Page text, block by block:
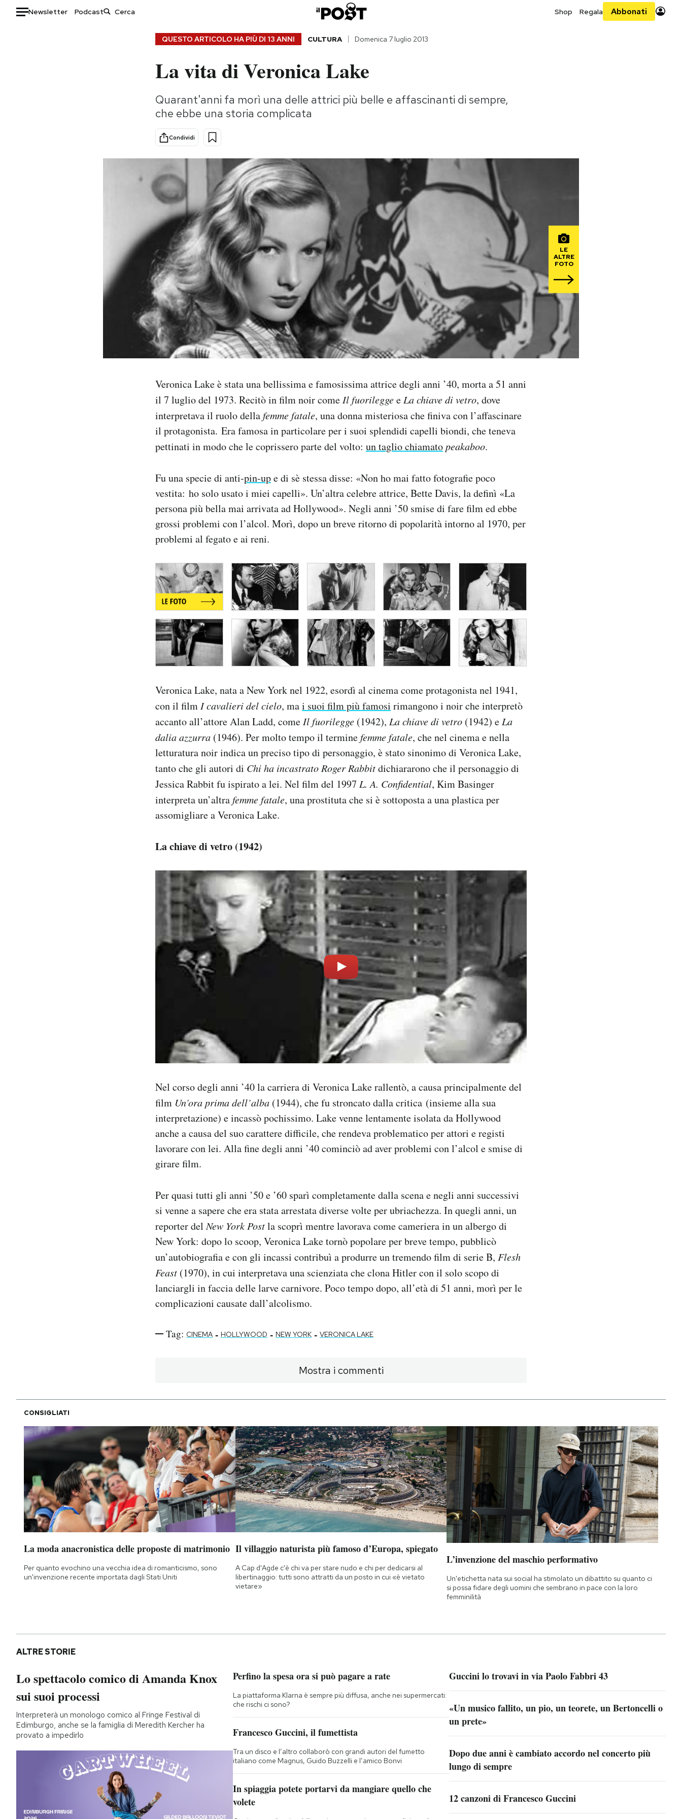
Newsletter Podcast Shop Regala Abbonati
Consumismi
Storie/Idee
Ok Boomer!
Media
Mondiali calcio 2026
QUESTO ARTICOLO HA PIÙ DI 13 ANNI CULTURA Domenica 7 luglio 2013
La vita di Veronica Lake
Quarant'anni fa morì una delle attrici più belle e affascinanti di sempre,
che ebbe una storia complicata
Condividi
LE
ALTRE
FOTO
Veronica Lake è stata una bellissima e famosissima attrice degli anni ’40, morta a 51 anni
il 7 luglio del 1973. Recitò in film noir come Il fuorileggee La chiave di vetro, dove
interpretava il ruolo dellafemme fatale, una donna misteriosa che finiva con l’affascinare
il protagonista. Era famosa in particolare per i suoi splendidi capelli biondi, che teneva
pettinati in modo che le coprissero parte del volto: un taglio chiamatopeakaboo.
Fu una specie di anti-pin-upe di sè stessa disse: «Non ho mai fatto fotografie poco
vestita: ho solo usato i miei capelli». Un’altra celebre attrice, Bette Davis, la definì «La
persona più bella mai arrivata ad Hollywood». Negli anni ’50 smise di fare film ed ebbe
grossi problemi con l’alcol. Morì, dopo un breve ritorno di popolarità intorno al 1970, per
problemi al fegato e ai reni.
Veronica Lake, nata a New York nel 1922, esordì al cinema come protagonista nel 1941,
con il filmI cavalieri del cielo, mai suoi film più famosi rimangono i noir che interpretò
accanto all’attore Alan Ladd, comeIl fuorilegge (1942), La chiave di vetro (1942) eLa
dalia azzurra (1946). Per molto tempo il terminefemme fatale, che nel cinema e nella
letturatura noir indica un preciso tipo di personaggio, è stato sinonimo di Veronica Lake,
tanto che gli autori di Chi ha incastrato Roger Rabbitdichiararono che il personaggio di
Jessica Rabbit fu ispirato a lei. Nel film del 1997 L. A. Confidential, Kim Basinger
interpreta un’altrafemme fatale, una prostituta che si è sottoposta a una plastica per
assomigliare a Veronica Lake.
La chiave di vetro (1942)
Nel corso degli anni ’40 la carriera di Veronica Lake rallentò, a causa principalmente del
film Un’ora prima dell’alba (1944), che fu stroncato dalla critica (insieme alla sua
interpretazione) e incassò pochissimo. Lake venne lentamente isolata da Hollywood
anche a causa del suo carattere difficile, che rendeva problematico per attori e registi
lavorare con lei. Alla fine degli anni ’40 cominciò ad aver problemi con l’alcol e smise di
girare film.
Per quasi tutti gli anni ’50 e ’60 sparì completamente dalla scena e negli anni successivi
si venne a sapere che era stata arrestata diverse volte per ubriachezza. In quegli anni, un
reporter delNew York Postla scoprì mentre lavorava come cameriera in un albergo di
New York: dopo lo scoop, Veronica Lake tornò popolare per breve tempo, pubblicò
un’autobiografia e con gli incassi contribuì a produrre un tremendo film di serie B, Flesh
Feast (1970), in cui interpretava una scienziata che clona Hitler con il solo scopo di
lanciargli in faccia delle larve carnivore. Poco tempo dopo, all’età di 51 anni, morì per le
complicazioni causate dall’alcolismo.
Tag: CINEMA - HOLLYWOOD - NEW YORK - VERONICA LAKE
Mostra i commenti
CONSIGLIATI
La moda anacronistica delle proposte di matrimonio
Per quanto evochino una vecchia idea di romanticismo, sono
un'invenzione recente importata dagli Stati Uniti
Il villaggio naturista più famoso d’Europa, spiegato
A Cap d'Agde c'è chi va per stare nudo e chi per dedicarsi al
libertinaggio: tutti sono attratti da un posto in cui «è vietato
vietare»
L’invenzione del maschio performativo
Un'etichetta nata sui social ha stimolato un dibattito su quanto ci
si possa fidare degli uomini che sembrano in pace con la loro
femminilità
ALTRE STORIE
Lo spettacolo comico di Amanda Knox
sui suoi processi
Interpreterà un monologo comico al Fringe Festival di
Edimburgo, anche se la famiglia di Meredith Kercher ha
provato a impedirlo
Perfino la spesa ora si può pagare a rate
La piattaforma Klarna è sempre più diffusa, anche nei supermercati:
che rischi ci sono?
Francesco Guccini, il fumettista
Tra un disco e l’altro collaborò con grandi autori del fumetto
italiano come Magnus, Guido Buzzelli e l’amico Bonvi
In spiaggia potete portarvi da mangiare quello che
volete
Guccini lo trovavi in via Paolo Fabbri 43
«Un musico fallito, un pio, un teorete, un Bertoncelli o
un prete»
Dopo due anni è cambiato accordo nel concerto più
lungo di sempre
12 canzoni di Francesco Guccini